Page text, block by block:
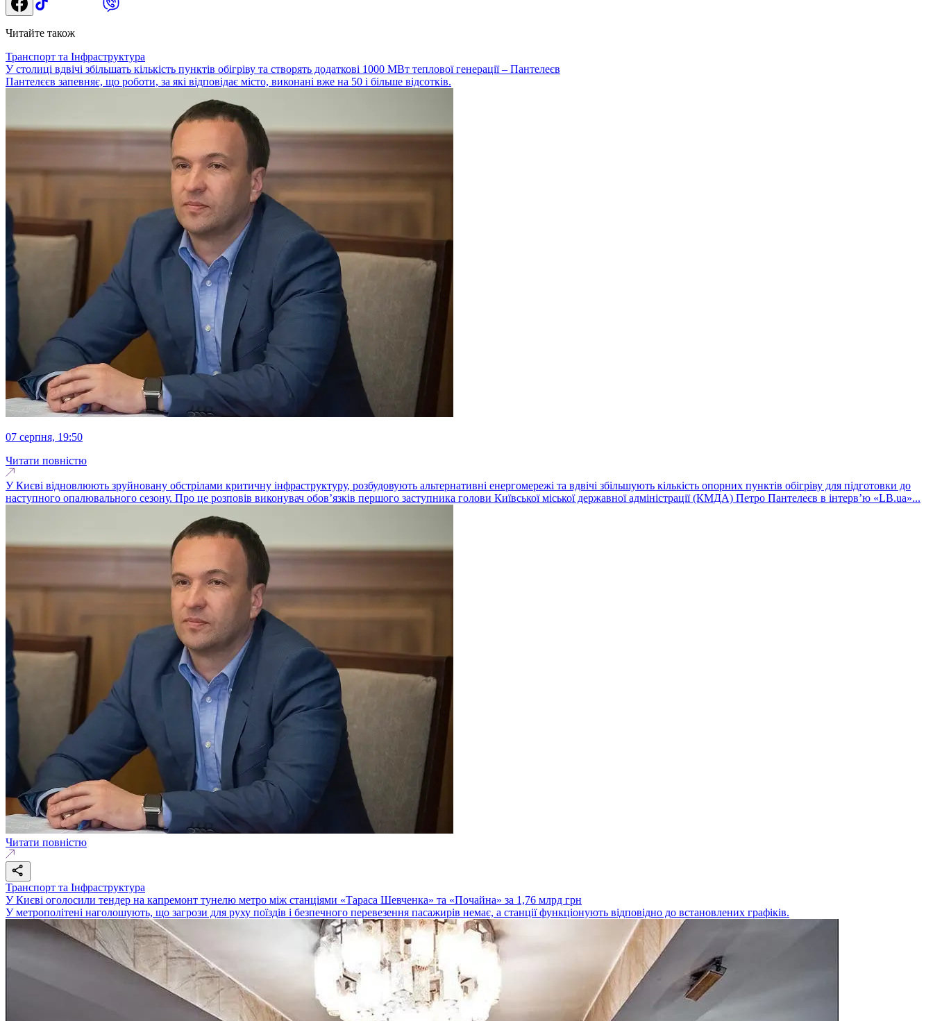
Читайте також
Транспорт та Інфраструктура
У столиці вдвічі збільшать кількість пунктів обігріву та створять додаткові 1000 МВт теплової генерації – Пантелеєв
Пантелєєв запевняє, що роботи, за які відповідає місто, виконані вже на 50 і більше відсотків.
07 серпня, 19:50
Читати повністю
У Києві відновлюють зруйновану обстрілами критичну інфраструктуру, розбудовують альтернативні енергомережі та вдвічі збільшують кількість опорних пунктів обігріву для підготовки до
наступного опалювального сезону. Про це розповів виконувач обовʼязків першого заступника голови Київської міської державної адміністрації (КМДА) Петро Пантелеєв в інтервʼю «LB.ua»...
Читати повністю
Транспорт та Інфраструктура
У Києві оголосили тендер на капремонт тунелю метро між станціями «Тараса Шевченка» та «Почайна» за 1,76 млрд грн
У метрополітені наголошують, що загрози для руху поїздів і безпечного перевезення пасажирів немає, а станції функціонують відповідно до встановлених графіків.